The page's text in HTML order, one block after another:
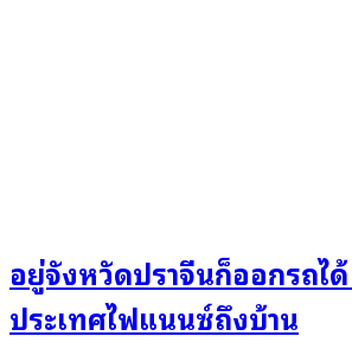
อยู่จังหวัดปราจีนก็ออกรถไ
ประเทศไฟแนนซ์ถึงบ้าน